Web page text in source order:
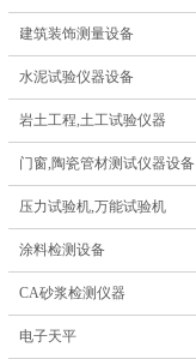
建筑装饰测量设备
水泥试验仪器设备
岩土工程,土工试验仪器
门窗,陶瓷管材测试仪器设备
压力试验机,万能试验机
涂料检测设备
CA砂浆检测仪器
电子天平